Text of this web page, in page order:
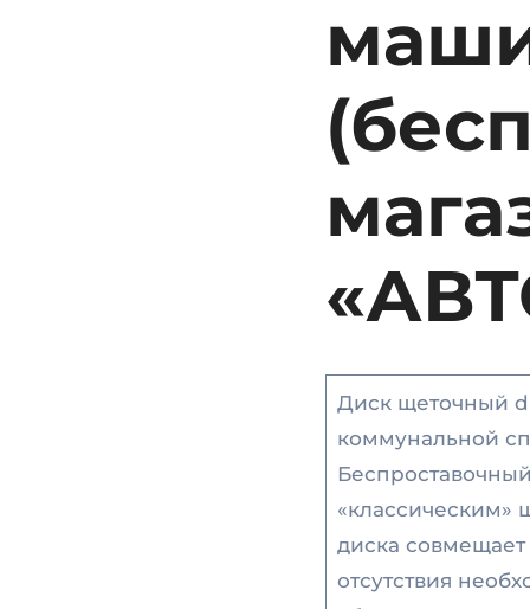
Диск щеточный
коммунальной
«классическим»
диска
отсутствия